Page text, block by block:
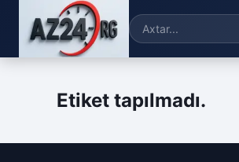
Etiket tapılmadı.